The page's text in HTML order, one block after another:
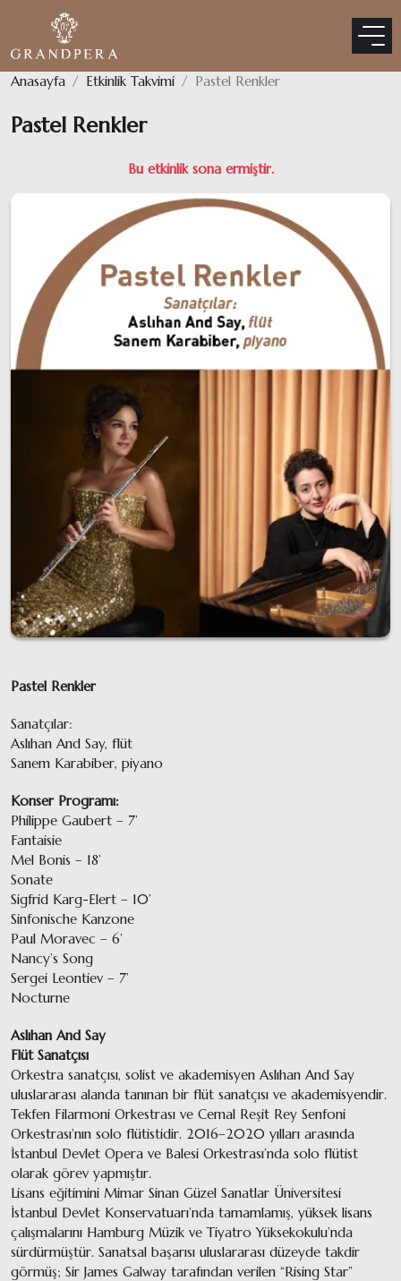
Anasayfa Etkinlik Takvimi Pastel Renkler
Pastel Renkler
Bu etkinlik sona ermiştir.
Pastel Renkler
Sanatçılar:
Aslıhan And Say, flüt
Sanem Karabiber, piyano
Konser Programı:
Philippe Gaubert – 7’
Fantaisie
Mel Bonis – 18’
Sonate
Sigfrid Karg-Elert – 10’
Sinfonische Kanzone
Paul Moravec – 6’
Nancy’s Song
Sergei Leontiev – 7’
Nocturne
Aslıhan And Say
Flüt Sanatçısı
Orkestra sanatçısı, solist ve akademisyen Aslıhan And Say
uluslararası alanda tanınan bir flüt sanatçısı ve akademisyendir.
Tekfen Filarmoni Orkestrası ve Cemal Reşit Rey Senfoni
Orkestrası’nın solo flütistidir. 2016–2020 yılları arasında
İstanbul Devlet Opera ve Balesi Orkestrası’nda solo flütist
olarak görev yapmıştır.
Lisans eğitimini Mimar Sinan Güzel Sanatlar Üniversitesi
İstanbul Devlet Konservatuarı’nda tamamlamış, yüksek lisans
çalışmalarını Hamburg Müzik ve Tiyatro Yüksekokulu’nda
sürdürmüştür. Sanatsal başarısı uluslararası düzeyde takdir
görmüş; Sir James Galway tarafından verilen “Rising Star”